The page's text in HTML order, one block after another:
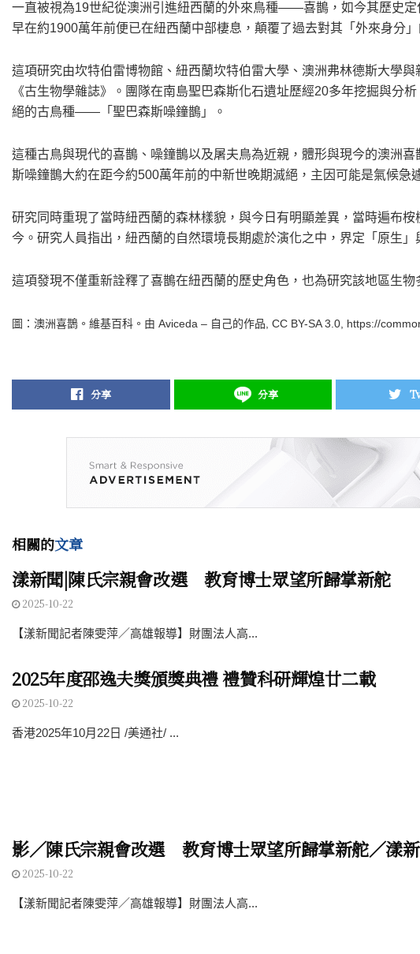
一直被視為19世紀從澳洲引進紐西蘭的外來鳥種——喜鵲，如今其歷史
早在約1900萬年前便已在紐西蘭中部棲息，顛覆了過去對其「外來身分」
這項研究由坎特伯雷博物館、紐西蘭坎特伯雷大學、澳洲弗林德斯大學
《古生物學雜誌》。團隊在南島聖巴森斯化石遺址歷經20多年挖掘與分
絕的古鳥種——「聖巴森斯噪鐘鵲」。
這種古鳥與現代的喜鵲、噪鐘鵲以及屠夫鳥為近親，體形與現今的澳洲
斯噪鐘鵲大約在距今約500萬年前的中新世晚期滅絕，主因可能是氣候急
研究同時重現了當時紐西蘭的森林樣貌，與今日有明顯差異，當時遍布
今。研究人員指出，紐西蘭的自然環境長期處於演化之中，界定「原生」
這項發現不僅重新詮釋了喜鵲在紐西蘭的歷史角色，也為研究該地區生物
圖：澳洲喜鵲。維基百科。由 Aviceda – 自己的作品, CC BY-SA 3.0, https://
分享 分享
相關的文章
漾新聞|陳氏宗親會改選 教育博士眾望所歸掌新舵
2025-10-22
【漾新聞記者陳雯萍／高雄報導】財團法人高...
2025年度邵逸夫獎頒獎典禮 禮贊科研輝煌廿二載
2025-10-22
香港2025年10月22日 /美通社/ ...
影／陳氏宗親會改選 教育博士眾望所歸掌新舵／漾
2025-10-22
【漾新聞記者陳雯萍／高雄報導】財團法人高...